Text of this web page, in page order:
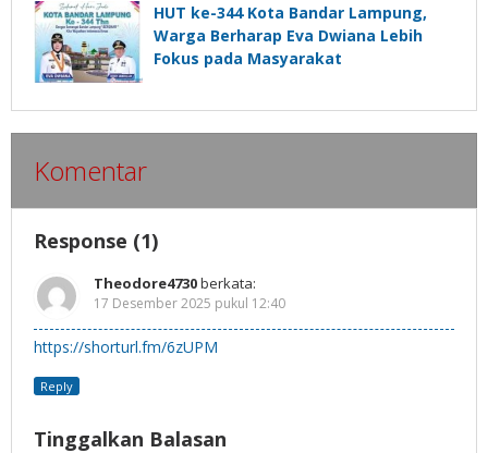
HUT ke-344 Kota Bandar Lampung,
Warga Berharap Eva Dwiana Lebih
Fokus pada Masyarakat
Komentar
Response (1)
Theodore4730berkata:
17 Desember 2025 pukul 12:40
https://shorturl.fm/6zUPM
Reply
Tinggalkan Balasan